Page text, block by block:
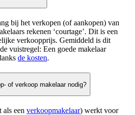
bij het verkopen (of aankopen) van
rekenen ‘courtage’. Dit is een
verkoopprijs. Gemiddeld is dit
vuistregel: Een goede makelaar
de kosten.
of verkoop makelaar nodig?
als een verkoopmakelaar) werkt voor